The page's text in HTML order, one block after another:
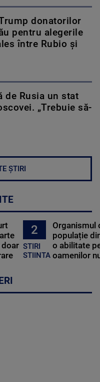
donatorilor
pentru alegerile
între Rubio și
de Rusia un stat
„Trebuie să-
ȘTIRI
doar
2
STIRI
STIINTA
Organismul
populație
o abilitate
oamenilor